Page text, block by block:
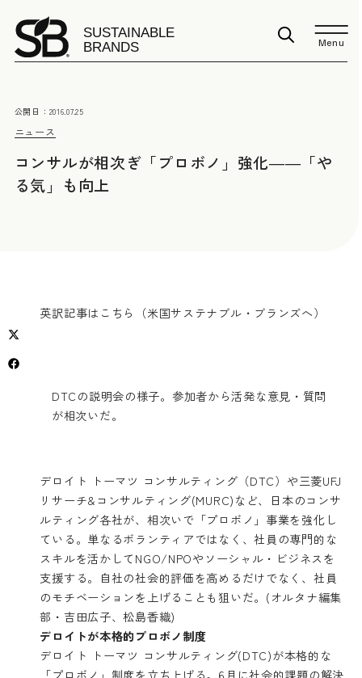
Menu
ニュース
公開日： 2016.07.25
コンサルが相次ぎ「プロボノ」強化――「や
る気」も向上
英訳記事はこちら（米国サステナブル・ブランズへ）
DTCの説明会の様子。参加者から活発な意見・質問
が相次いだ。
デロイト トーマツ コンサルティング（DTC）や三菱UFJ
リサーチ&コンサルティング(MURC)など、日本のコンサ
ルティング各社が、相次いで「プロボノ」事業を強化し
ている。単なるボランティアではなく、社員の専門的な
スキルを活かしてNGO/NPOやソーシャル・ビジネスを
支援する。自社の社会的評価を高めるだけでなく、社員
のモチベーションを上げることも狙いだ。(オルタナ編集
部・吉田広子、松島香織)
デロイトが本格的プロボノ制度
デロイト トーマツ コンサルティング(DTC)が本格的な
「プロボノ」制度を立ち上げる。6月に社会的課題の解決